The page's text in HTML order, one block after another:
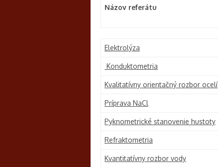
Názov referátu
Elektrolýza
Konduktometria
Kvalitatívny orientačný rozbor ocelí
Príprava NaCl
Pyknometrické stanovenie hustoty
Refraktometria
Kvantitatívny rozbor vody